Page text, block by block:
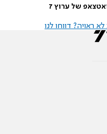
של ערוץ 7
ראויה? דווחו לנו